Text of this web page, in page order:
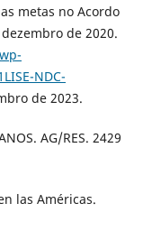
metas no Acordo
de 2020.
NDC-
de 2023.
AG/RES. 2429
las Américas.